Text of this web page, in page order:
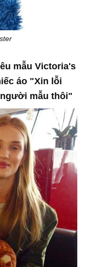
mẫu Victoria's
áo "Xin lỗi
mẫu thôi"